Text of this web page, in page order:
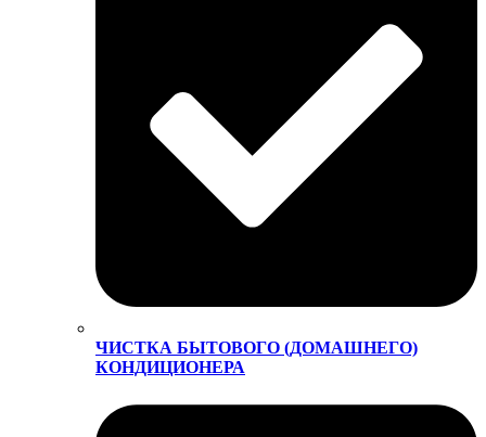
ЧИСТКА БЫТОВОГО (ДОМАШНЕГО)
КОНДИЦИОНЕРА